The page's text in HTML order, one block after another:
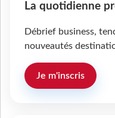
La quotidienne
Débrief business,
nouveautés
Je m'inscris